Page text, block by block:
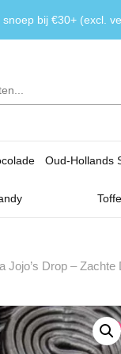
bij €30+ (excl.
Oud-Hollands
Jojo’s Drop – Zachte